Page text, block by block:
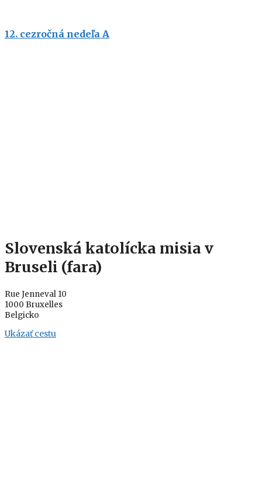
12. cezročná nedeľa A
Slovenská katolícka misia v
Bruseli (fara)
Rue Jenneval 10
1000 Bruxelles
Belgicko
Ukázať cestu